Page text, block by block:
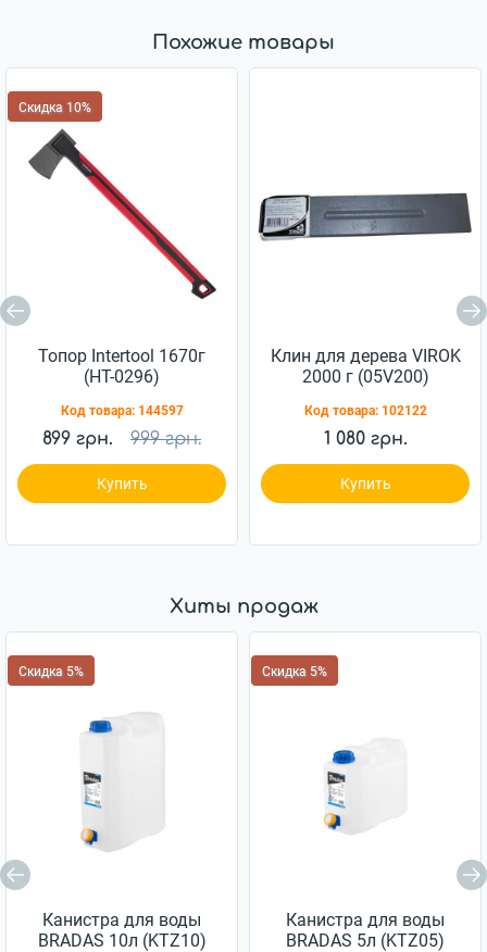
Похожие товары
Скидка 10%
Топор Intertool 1670г
(HT-0296)
Код товара: 144597
899 грн. 999 грн.
Купить
Клин для дерева VIROK
2000 г (05V200)
Код товара: 102122
1 080 грн.
Купить
Хиты продаж
Скидка 5%
Канистра для воды
BRADAS 10л (KTZ10)
Скидка 5%
Канистра для воды
BRADAS 5л (KTZ05)